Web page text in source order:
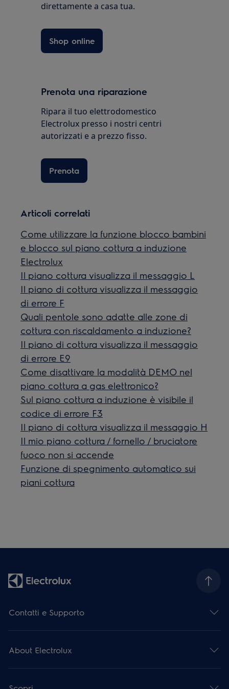
direttamente a casa tua.
Shop online
Prenota una riparazione
Ripara il tuo elettrodomestico
Electrolux presso i nostri centri
autorizzati e a prezzo fisso.
Prenota
Articoli correlati
Come utilizzare la funzione blocco bambini
e blocco sul piano cottura a induzione
Electrolux
Il piano cottura visualizza il messaggio L
Il piano di cottura visualizza il messaggio
di errore F
Quali pentole sono adatte alle zone di
cottura con riscaldamento a induzione?
Il piano di cottura visualizza il messaggio
di errore E9
Come disattivare la modalità DEMO nel
piano cottura a gas elettronico?
Sul piano cottura a induzione è visibile il
codice di errore F3
Il piano di cottura visualizza il messaggio H
Il mio piano cottura / fornello / bruciatore
fuoco non si accende
Funzione di spegnimento automatico sui
piani cottura
Contatti e Supporto
About Electrolux